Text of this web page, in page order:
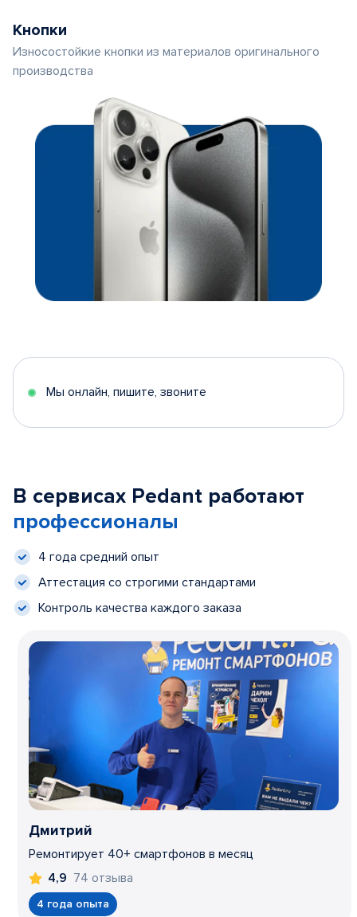
Кнопки
Износостойкие кнопки из материалов оригинального
производства
Мы онлайн, пишите, звоните
В сервисах Pedant работают
профессионалы
4 года средний опыт
Аттестация со строгими стандартами
Контроль качества каждого заказа
Дмитрий
Ремонтирует 40+ смартфонов в месяц
4,9 74 отзыва
4 года опыта